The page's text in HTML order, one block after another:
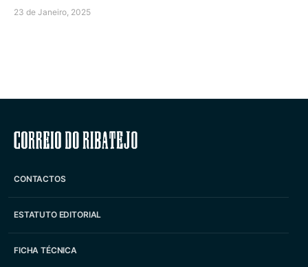
23 de Janeiro, 2025
Correio do Ribatejo
CONTACTOS
ESTATUTO EDITORIAL
FICHA TÉCNICA